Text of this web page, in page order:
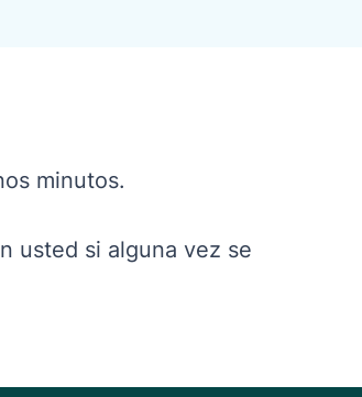
minutos.
usted si alguna vez se